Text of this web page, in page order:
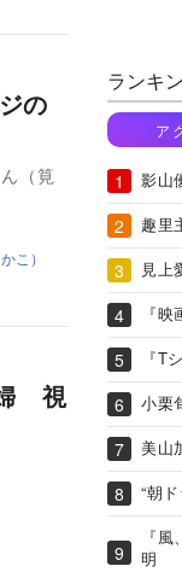
の
（筧
こ）
婦 視
ランキ
ア
影山
趣里
見上
『
『T
小栗
美山
“朝
『
明